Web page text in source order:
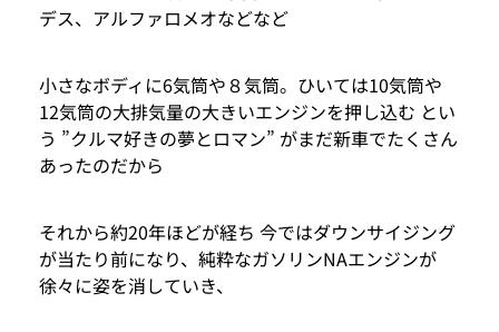
デス、アルファロメオなどなど
小さなボディに6気筒や８気筒。ひいては10気筒や
12気筒の大排気量の大きいエンジンを押し込む とい
う ”クルマ好きの夢とロマン” がまだ新車でたくさん
あったのだから
それから約20年ほどが経ち 今ではダウンサイジング
が当たり前になり、純粋なガソリンNAエンジンが
徐々に姿を消していき、